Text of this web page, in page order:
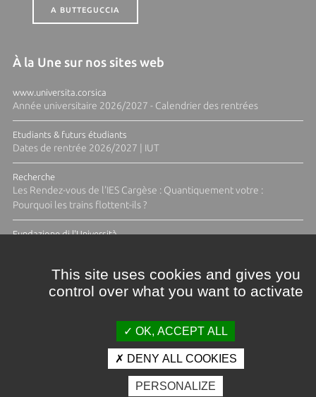
A BUTTEGUCCIA
À la Une sur nos sites web
www.universita.corsica
Année universitaire 2026/2027 - Calendrier des rentrées
Etudiants & futurs étudiants
Dates de rentrée 2026/2027 | IUT
Recherche
Les Rendez-vous de l'IES Cargèse : Quantiquement votre :
Pourquoi les trains flottent-ils ?
Fundazione di l'Università
Crédits et mentions légales
Espace presse Photothèque
This site uses cookies and gives you
control over what you want to activate
OK, ACCEPT ALL
DENY ALL COOKIES
PERSONALIZE